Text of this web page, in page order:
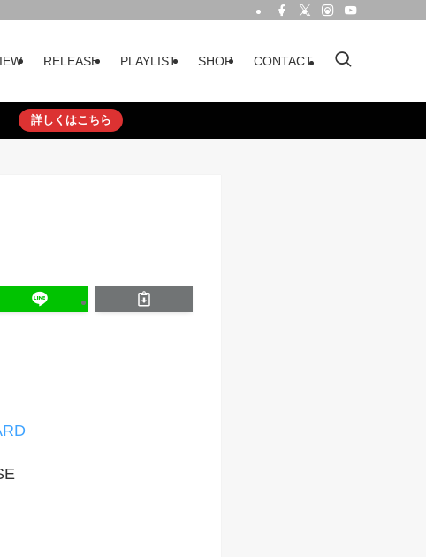
RELEASE PLAYLIST SHOP CONTACT
詳しくはこちら